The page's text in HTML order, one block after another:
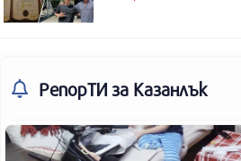
РепорТИ за Казанлък